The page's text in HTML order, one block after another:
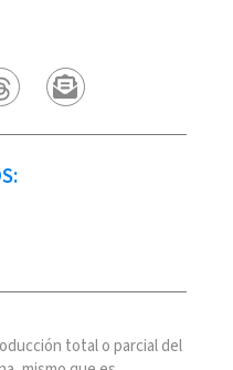
total o parcial del